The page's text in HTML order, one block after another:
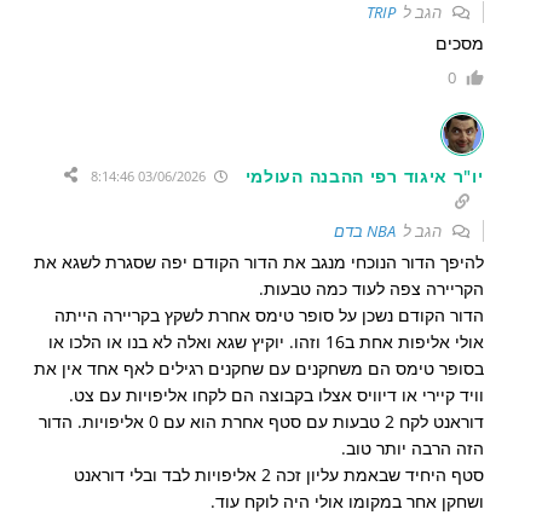
הגב לTRIP
מסכים
0
יו"ר איגוד רפי ההבנה העולמי 03/06/2026 8:14:46
הגב לNBA בדם
להיפך הדור הנוכחי מנגב את הדור הקודם יפה שסגרת לשגא את
הקריירה צפה לעוד כמה טבעות.
הדור הקודם נשכן על סופר טימס אחרת לשקץ בקריירה הייתה
אולי אליפות אחת ב16 וזהו. יוקיץ שגא ואלה לא בנו או הלכו או
בסופר טימס הם משחקנים עם שחקנים רגילים לאף אחד אין את
וויד קיירי או דיוויס אצלו בקבוצה הם לקחו אליפויות עם צט.
דוראנט לקח 2 טבעות עם סטף אחרת הוא עם 0 אליפויות. הדור
הזה הרבה יותר טוב.
סטף היחיד שבאמת עליון זכה 2 אליפויות לבד ובלי דוראנט
ושחקן אחר במקומו אולי היה לוקח עוד.